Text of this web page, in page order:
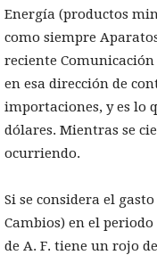
Energía (productos
como siempre
reciente Comunicación
en esa dirección de
importaciones, y es lo
dólares. Mientras se
ocurriendo.
Si se considera el
Cambios) en el
de A. F. tiene un rojo